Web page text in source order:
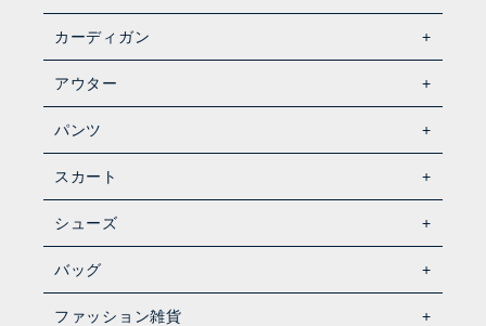
カーディガン
アウター
パンツ
スカート
シューズ
バッグ
ファッション雑貨